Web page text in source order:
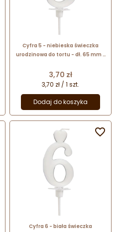
Cyfra 5 - niebieska świeczka
urodzinowa do tortu - dł. 65 mm -
Cena
3,70 zł
3,70 zł / 1 szt.
Dodaj do koszyka
Cyfra 6 - biała świeczka
